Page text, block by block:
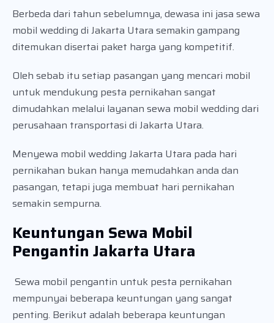
Berbeda dari tahun sebelumnya, dewasa ini jasa sewa
mobil wedding di Jakarta Utara semakin gampang
ditemukan disertai paket harga yang kompetitif.
Oleh sebab itu setiap pasangan yang mencari mobil
untuk mendukung pesta pernikahan sangat
dimudahkan melalui layanan sewa mobil wedding dari
perusahaan transportasi di Jakarta Utara.
Menyewa mobil wedding Jakarta Utara pada hari
pernikahan bukan hanya memudahkan anda dan
pasangan, tetapi juga membuat hari pernikahan
semakin sempurna.
Keuntungan Sewa Mobil
Pengantin Jakarta Utara
Sewa mobil pengantin untuk pesta pernikahan
mempunyai beberapa keuntungan yang sangat
penting. Berikut adalah beberapa keuntungan